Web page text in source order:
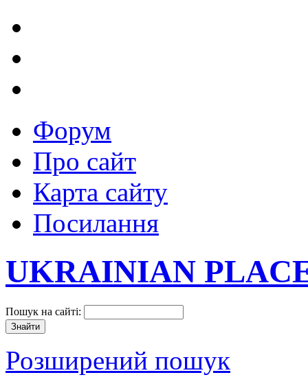
Форум
Про сайт
Карта сайту
Посилання
UKRAINIAN
Пошук на сайті:
Розширений пошук